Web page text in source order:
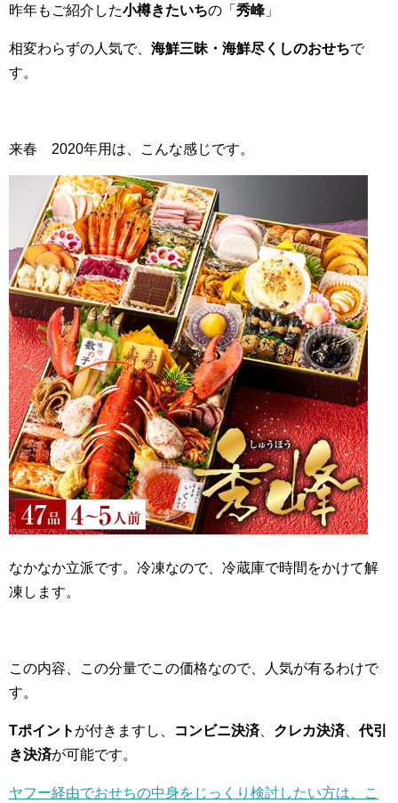
昨年もご紹介した小樽きたいちの「 秀峰」
相変わらずの人気で、 海鮮三昧・海鮮尽くしのおせちで
す。
来春 2020年用は、こんな感じです。
なかなか立派です。冷凍なので、冷蔵庫で時間をかけて解
凍します。
この内容、この分量でこの価格なので、人気が有るわけで
す。
Tポイント が付きますし、 コンビニ決済、 クレカ決済、代引
き決済が可能です。
ヤフー経由でおせちの中身をじっくり検討したい方は、こ